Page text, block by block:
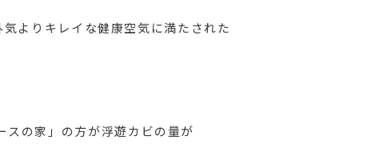
よりキレイな健康空気に満たされた
スの家」の方が浮遊カビの量が